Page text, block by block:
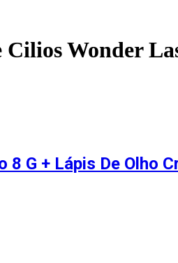
Wonder
G + Lápis De Olho